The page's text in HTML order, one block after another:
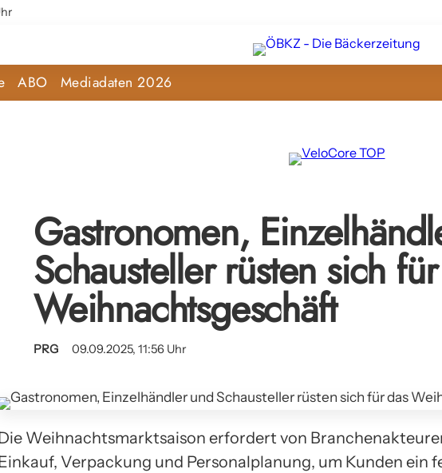
ABO Mediadaten 2026
Gastronomen,
Schausteller rüsten sich
Weihnachtsgeschäft
PRG 09.09.2025, 11:56 Uhr
Weihnachtsmarktsaison erfordert von
Verpackung und Personalplanung, um Kunden ein